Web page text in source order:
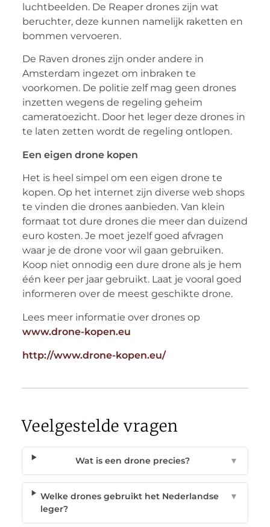
luchtbeelden. De Reaper drones zijn wat
beruchter, deze kunnen namelijk raketten en
bommen vervoeren.
De Raven drones zijn onder andere in
Amsterdam ingezet om inbraken te
voorkomen. De politie zelf mag geen drones
inzetten wegens de regeling geheim
cameratoezicht. Door het leger deze drones in
te laten zetten wordt de regeling ontlopen.
Een eigen drone kopen
Het is heel simpel om een eigen drone te
kopen. Op het internet zijn diverse web shops
te vinden die drones aanbieden. Van klein
formaat tot dure drones die meer dan duizend
euro kosten. Je moet jezelf goed afvragen
waar je de drone voor wil gaan gebruiken.
Koop niet onnodig een dure drone als je hem
één keer per jaar gebruikt. Laat je vooral goed
informeren over de meest geschikte drone.
Lees meer informatie over drones op
www.drone-kopen.eu
http://www.drone-kopen.eu/
Veelgestelde vragen
Wat is een drone precies? ▼
Welke drones gebruikt het Nederlandse
leger?
▼